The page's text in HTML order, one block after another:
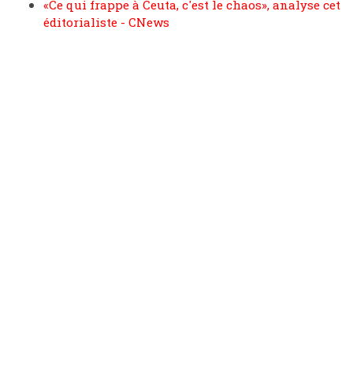
«Ce qui frappe à Ceuta, c'est le chaos», analyse cet
éditorialiste - CNews